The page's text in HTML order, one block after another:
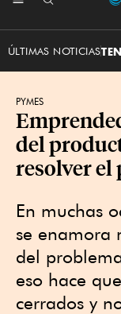
ÚLTIMAS NOTICIAS
PYMES
del
resolver el
En muchas
se enamora
del
eso hace
cerrados y